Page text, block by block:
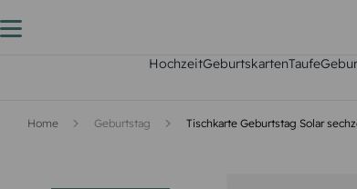
HochzeitGeburtskartenTaufe
Home Geburtstag Tischkarte Geburtstag Solar